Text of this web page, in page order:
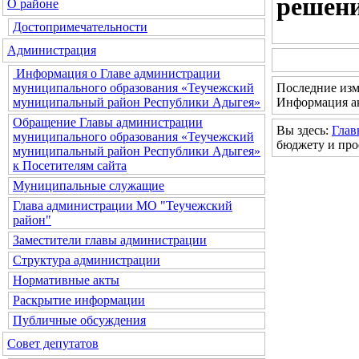
О районе
Достопримечательности
Администрация
Информация о Главе администрации
муниципального образования «Теучежский
муниципальный район Республики Адыгея»
Обращение Главы администрации
муниципального образования «Теучежский
муниципальный район Республики Адыгея»
к Посетителям сайта
Муниципальные служащие
Глава администрации МО "Теучежский
район"
Заместители главы администрации
Структура администрации
Нормативные акты
Раскрытие информации
Публичные обсуждения
Совет депутатов
Последние
Информация
Вы здесь:
бюджету и